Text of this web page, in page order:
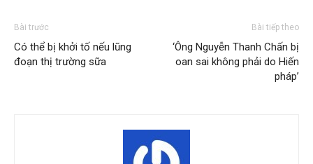
Bài trước
Có thể bị khởi tố nếu lũng
đoạn thị trường sữa
Bài tiếp theo
‘Ông Nguyễn Thanh Chấn bị
oan sai không phải do Hiến
pháp’